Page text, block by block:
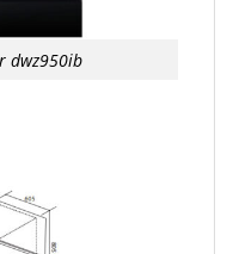
dwz950ib